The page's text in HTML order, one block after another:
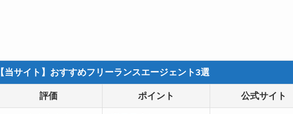
【当サイト】おすすめフリーランスエージェント3選
評価 ポイント 公式サイト